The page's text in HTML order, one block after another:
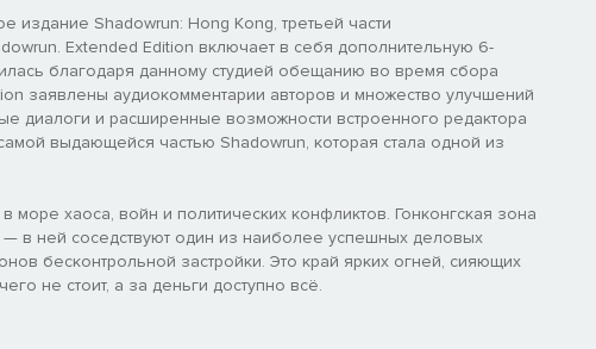
издание Shadowrun: Hong Kong, третьей части
Extended Edition включает в себя дополнительную 6-
благодаря данному студией обещанию во время сбора
заявлены аудиокомментарии авторов и множество улучшений
диалоги и расширенные возможности встроенного редактора
выдающейся частью Shadowrun, которая стала одной из
хаоса, войн и политических конфликтов. Гонконгская зона
— в ней соседствуют один из наиболее успешных деловых
бесконтрольной застройки. Это край ярких огней, сияющих
не стоит, а за деньги доступно всё.